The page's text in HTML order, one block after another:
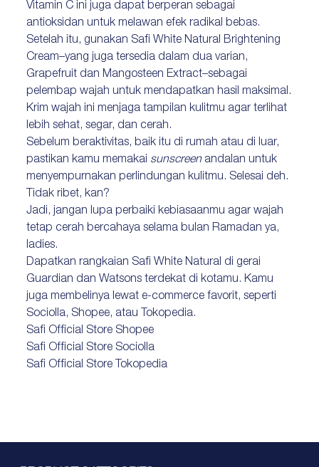
Vitamin C ini juga dapat berperan sebagai
antioksidan untuk melawan efek radikal bebas.
Setelah itu, gunakan Safi White Natural Brightening
Cream–yang juga tersedia dalam dua varian,
Grapefruit dan Mangosteen Extract–sebagai
pelembap wajah untuk mendapatkan hasil maksimal.
Krim wajah ini menjaga tampilan kulitmu agar terlihat
lebih sehat, segar, dan cerah.
Sebelum beraktivitas, baik itu di rumah atau di luar,
pastikan kamu memakai sunscreen andalan untuk
menyempurnakan perlindungan kulitmu. Selesai deh.
Tidak ribet, kan?
Jadi, jangan lupa perbaiki kebiasaanmu agar wajah
tetap cerah bercahaya selama bulan Ramadan ya,
ladies.
Dapatkan rangkaian Safi White Natural di gerai
Guardian dan Watsons terdekat di kotamu. Kamu
juga membelinya lewat e-commerce favorit, seperti
Sociolla, Shopee, atau Tokopedia.
Safi Official Store Shopee
Safi Official Store Sociolla
Safi Official Store Tokopedia